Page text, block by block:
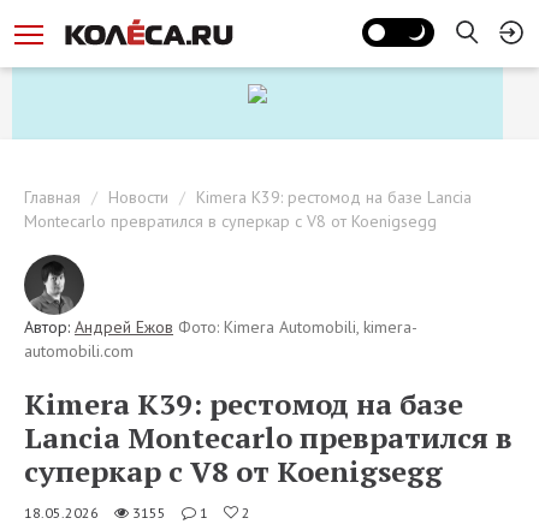
Главная Новости
Kimera K39: рестомод на базе Lancia
Montecarlo превратился в суперкар с V8 от Koenigsegg
Автор: Андрей Ежов Фото: Kimera Automobili, kimera-
automobili.com
Kimera K39: рестомод на базе
Lancia Montecarlo превратился в
суперкар с V8 от Koenigsegg
18.05.2026 3155 1 2